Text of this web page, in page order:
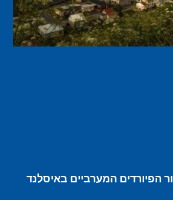
הפיורדים המערביים באיסלנד